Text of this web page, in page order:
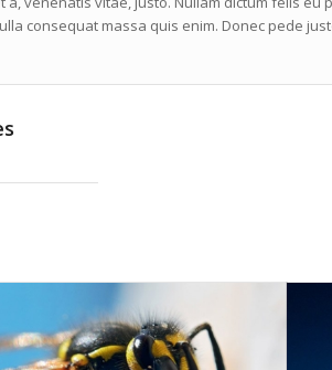
consequat massa quis enim. Donec pede